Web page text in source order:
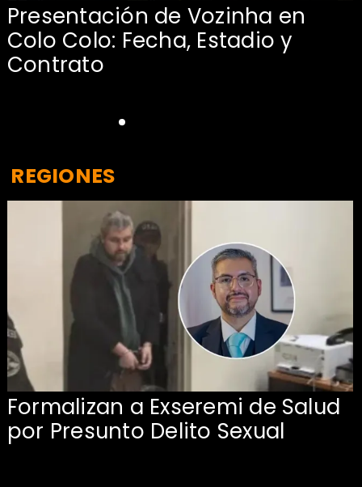
Presentación de Vozinha en
Colo Colo: Fecha, Estadio y
Contrato
Formalizan a Exseremi de Salud
por Presunto Delito Sexual
REGIONES